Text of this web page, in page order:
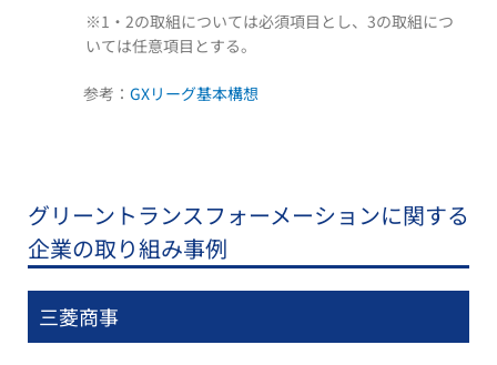
※1・2の取組については必須項目とし、3の取組につ
いては任意項目とする。
参考： GXリーグ基本構想
グリーントランスフォーメーションに関する
企業の取り組み事例
三菱商事